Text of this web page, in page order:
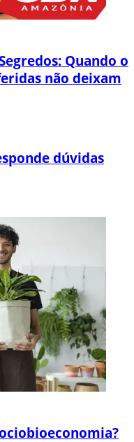
Quando o
não deixam
dúvidas